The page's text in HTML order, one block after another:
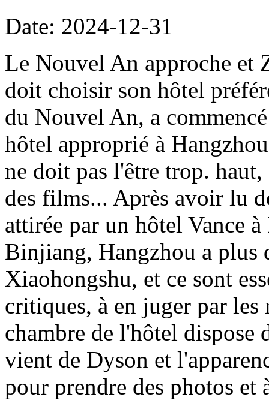
Date: 2024-12-31
Le Nouvel An approche et
doit choisir son hôtel
du Nouvel An, a
hôtel approprié à
ne doit pas l'être trop.
des films... Après avoir lu
attirée par un hôtel Vance
Binjiang, Hangzhou a plus
Xiaohongshu, et ce sont
critiques, à en juger par les
chambre de l'hôtel dispose
vient de Dyson et
pour prendre des photos